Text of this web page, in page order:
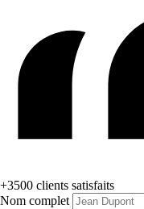
+3500 clients satisfaits
Nom complet